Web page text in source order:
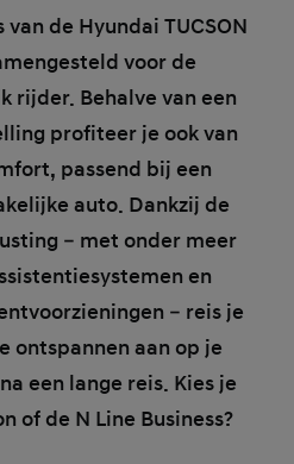
de Hyundai TUCSON
voor de
rijder. Behalve van een
profiteer je ook van
passend bij een
auto. Dankzij de
– met onder meer
en
– reis je
ontspannen aan op je
een lange reis. Kies je
of de N Line Business?